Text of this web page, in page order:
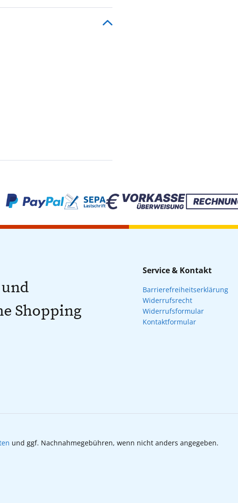
Shopping
Service & Kontakt
Barrierefreiheitserklärung
Widerrufsrecht
Widerrufsformular
Kontaktformular
und ggf. Nachnahmegebühren, wenn nicht anders angegeben.